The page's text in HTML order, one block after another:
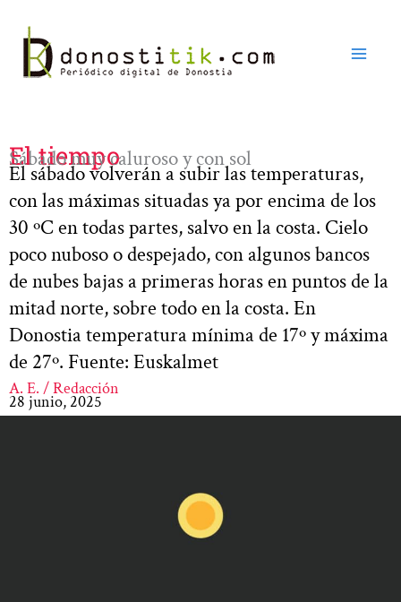
contenido
El tiempo
Sábado muy caluroso y con sol
El sábado volverán a subir las temperaturas,
con las máximas situadas ya por encima de los
30 ºC en todas partes, salvo en la costa. Cielo
poco nuboso o despejado, con algunos bancos
de nubes bajas a primeras horas en puntos de la
mitad norte, sobre todo en la costa. En
Donostia temperatura mínima de 17º y máxima
de 27º. Fuente: Euskalmet
A. E. / Redacción
28 junio, 2025